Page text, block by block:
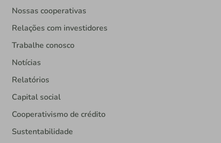
Nossas cooperativas
Relações com investidores
Trabalhe conosco
Notícias
Relatórios
Capital social
Cooperativismo de crédito
Sustentabilidade